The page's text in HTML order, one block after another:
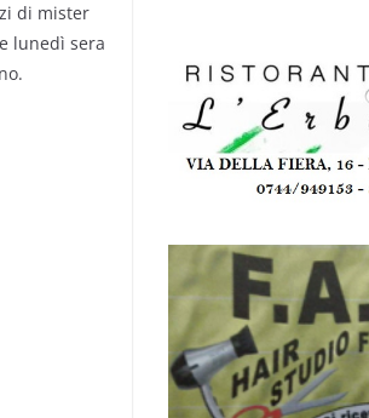
di mister
lunedì sera